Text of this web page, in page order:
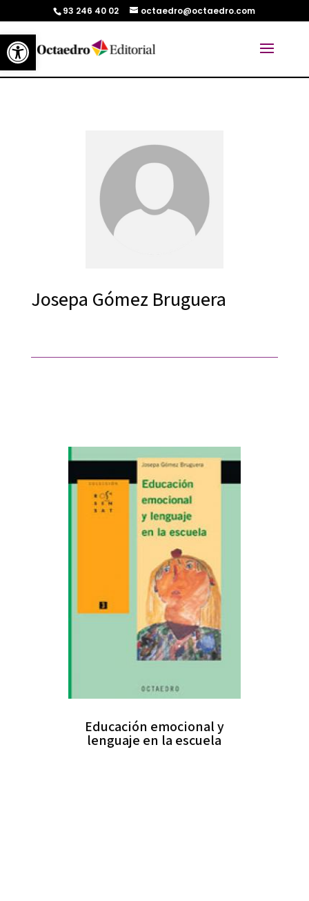
Abrir barra de herramientas
93 246 40 02 octaedro@octaedro.com
Josepa Gómez Bruguera
Educación emocional y
lenguaje en la escuela